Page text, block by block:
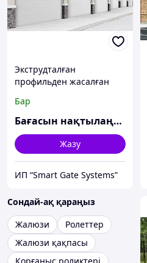
Экструдталған
профильден жасалған
рольставниктер
Бар
Бағасын нақтылаңыз
Жазу
ИП “Smart Gate Systems”
Сондай-ақ қараңыз
Жалюзи
Ролеттер
Жалюзи қақпасы